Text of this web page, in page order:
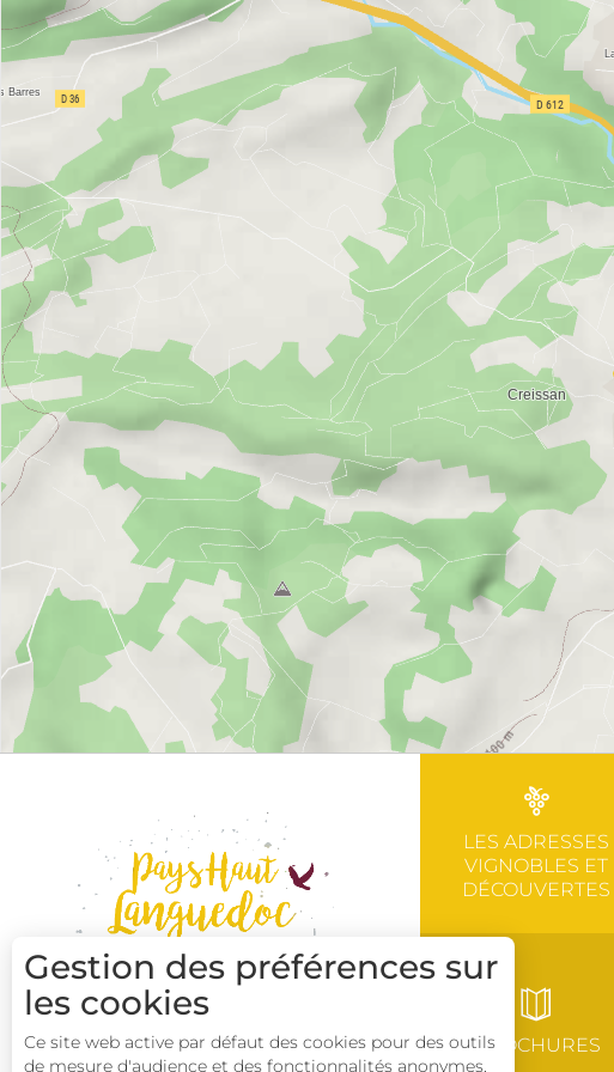
LES ADRESSES
VIGNOBLES ET
DÉCOUVERTES
BROCHURES
Gestion des préférences sur
les cookies
Ce site web active par défaut des cookies pour des outils
de mesure d'audience et des fonctionnalités anonymes.